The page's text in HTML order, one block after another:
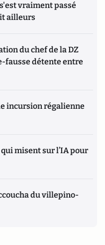
vraiment passé
ailleurs
du chef de la DZ
fausse détente entre
incursion régalienne
misent sur l’IA pour
du villepino-